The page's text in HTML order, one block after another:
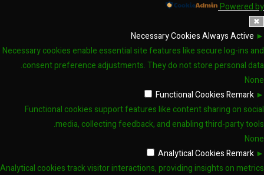
Powered by
✖
►
Necessary CookiesAlways Active
Necessary cookies enable essential site features like secure log-ins and
consent preference adjustments. They do not store personal data.
None
►
Functional CookiesRemark
Functional cookies support features like content sharing on social
media, collecting feedback, and enabling third-party tools.
None
►
Analytical CookiesRemark
Analytical cookies track visitor interactions, providing insights on metrics